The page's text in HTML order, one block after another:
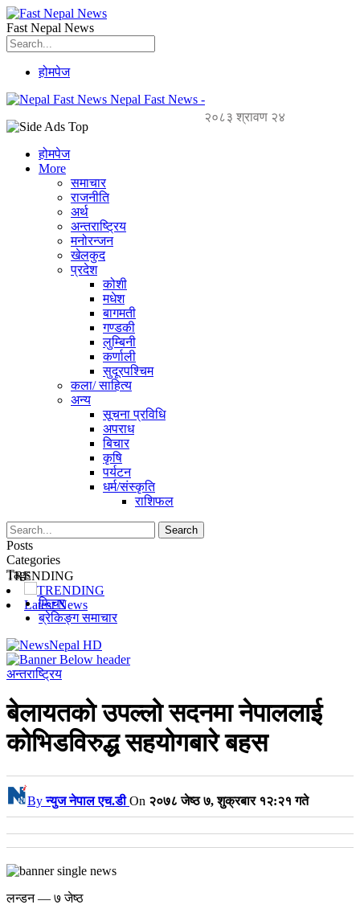
Fast Nepal News
होमपेज
Nepal Fast News -
२०८३ श्रावण २४
होमपेज
More
समाचार
राजनीति
अर्थ
अन्तराष्ट्रिय
मनोरन्जन
खेलकुद
प्रदेश
कोशी
मधेश
बागमती
गण्डकी
लुम्बिनी
कर्णाली
सुदूरपश्चिम
कला/ साहित्य
अन्य
सूचना प्रविधि
अपराध
बिचार
कृषि
पर्यटन
धर्म/संस्कृति
राशिफल
Posts
Categories
Tags
TRENDING
Latest News
TRENDING
फिचर
ब्रेकिङ्ग समाचार
अन्तराष्ट्रिय
बेलायतको उपल्लो सदनमा नेपाललाई
कोभिडविरुद्ध सहयोगबारे बहस
Byन्युज नेपाल एच.डी On २०७८ जेष्ठ ७, शुक्रबार १२:२१ गते
लन्डन — ७ जेष्ठ